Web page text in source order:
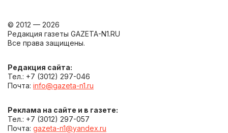
© 2012 — 2026
Редакция газеты GAZETA-N1.RU
Все права защищены.
Редакция сайта:
Тел.: +7 (3012) 297-046
Почта: info@gazeta-n1.ru
Реклама на сайте и в газете:
Тел.: +7 (3012) 297-057
Почта: gazeta-n1@yandex.ru